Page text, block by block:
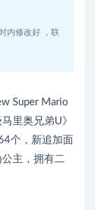
内修改好 ，联
Super Mario
里奥兄弟U》
个，新追加面
主，拥有二